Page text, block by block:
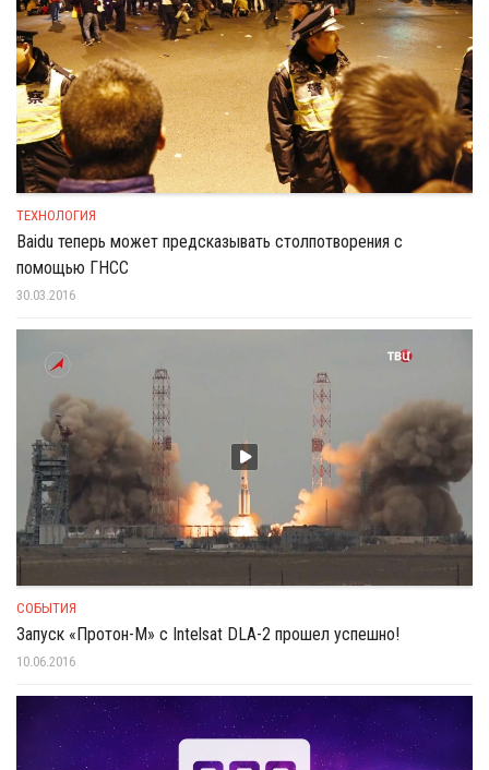
ТЕХНОЛОГИЯ
Baidu теперь может предсказывать столпотворения с
помощью ГНСС
30.03.2016
СОБЫТИЯ
Запуск «Протон-М» с Intelsat DLA-2 прошел успешно!
10.06.2016